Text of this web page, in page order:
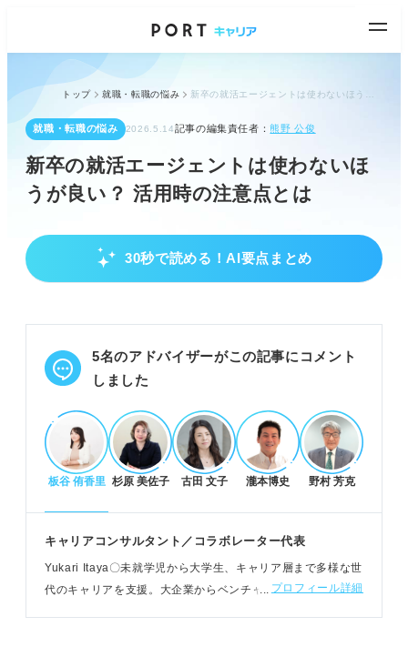
トップ 就職・転職の悩み
就職・転職の悩み 2026.5.14記事の編集責任者：熊野 公俊
新卒の就活エージェントは使わないほ
うが良い？ 活用時の注意点とは
30秒で読める！AI要点まとめ
就活エージェントを使わない方が良いケースと
提携企業や対応エリアに限りがあり、応募できない
企業もある。
場合がある。
POINT：エージェントはあくまでサポート役。主体
性がないとミスマッチに繋がる。
ートを受けられる。
キャリアビジョンが不明確な人や就活に不安がある
人は活用を検討する。
5名のアドバイザーがこの記事にコメント
しました
板谷 侑香里 杉原 美佐子 古田 文子 瀧本博史 野村 芳克
キャリアコンサルタント／コラボレーター代表
Yukari Itaya〇未就学児から大学生、キャリア層まで多様な世
代のキャリアを支援。大企業からベンチャー、起業・副業な
プロフィール詳細